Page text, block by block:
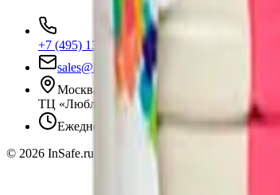
+7 (495) 135-35-99
sales@insafe.ru
Москва, Люблинская ул., 153.
ТЦ «Люблю Молл», -1 уровень
Ежедневно 10:00 — 19:00
© 2026 InSafe.ru — Товары и технологии для